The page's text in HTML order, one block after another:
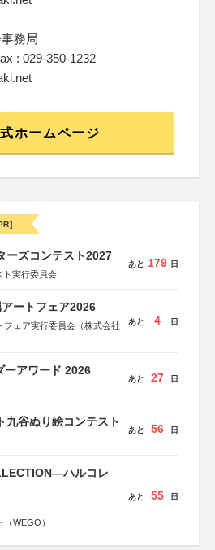
務局
: 029-350-1232
ホームページ
ーズコンテスト2027
ト実行委員会
あと 179 日
ートフェア2026
ェア実行委員会（株式会社
あと 4 日
ーアワード 2026
あと 27 日
九谷ぬり絵コンテスト
あと 56 日
ハルコレ
WEGO）
あと 55 日